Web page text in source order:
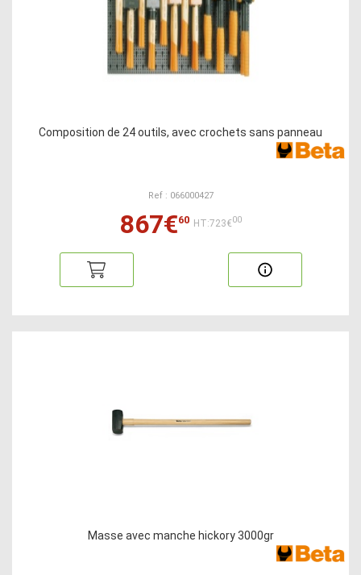
Composition de 24 outils, avec crochets sans panneau
Ref : 066000427
867€60 HT:723€00
Masse avec manche hickory 3000gr